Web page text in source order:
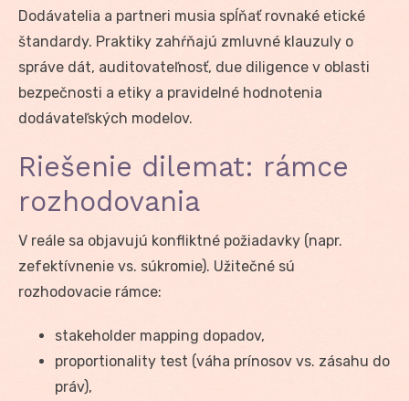
Dodávatelia a partneri musia spĺňať rovnaké etické
štandardy. Praktiky zahŕňajú zmluvné klauzuly o
správe dát, auditovateľnosť, due diligence v oblasti
bezpečnosti a etiky a pravidelné hodnotenia
dodávateľských modelov.
Riešenie dilemat: rámce
rozhodovania
V reále sa objavujú konfliktné požiadavky (napr.
zefektívnenie vs. súkromie). Užitečné sú
rozhodovacie rámce:
stakeholder mapping dopadov,
proportionality test (váha prínosov vs. zásahu do
práv),